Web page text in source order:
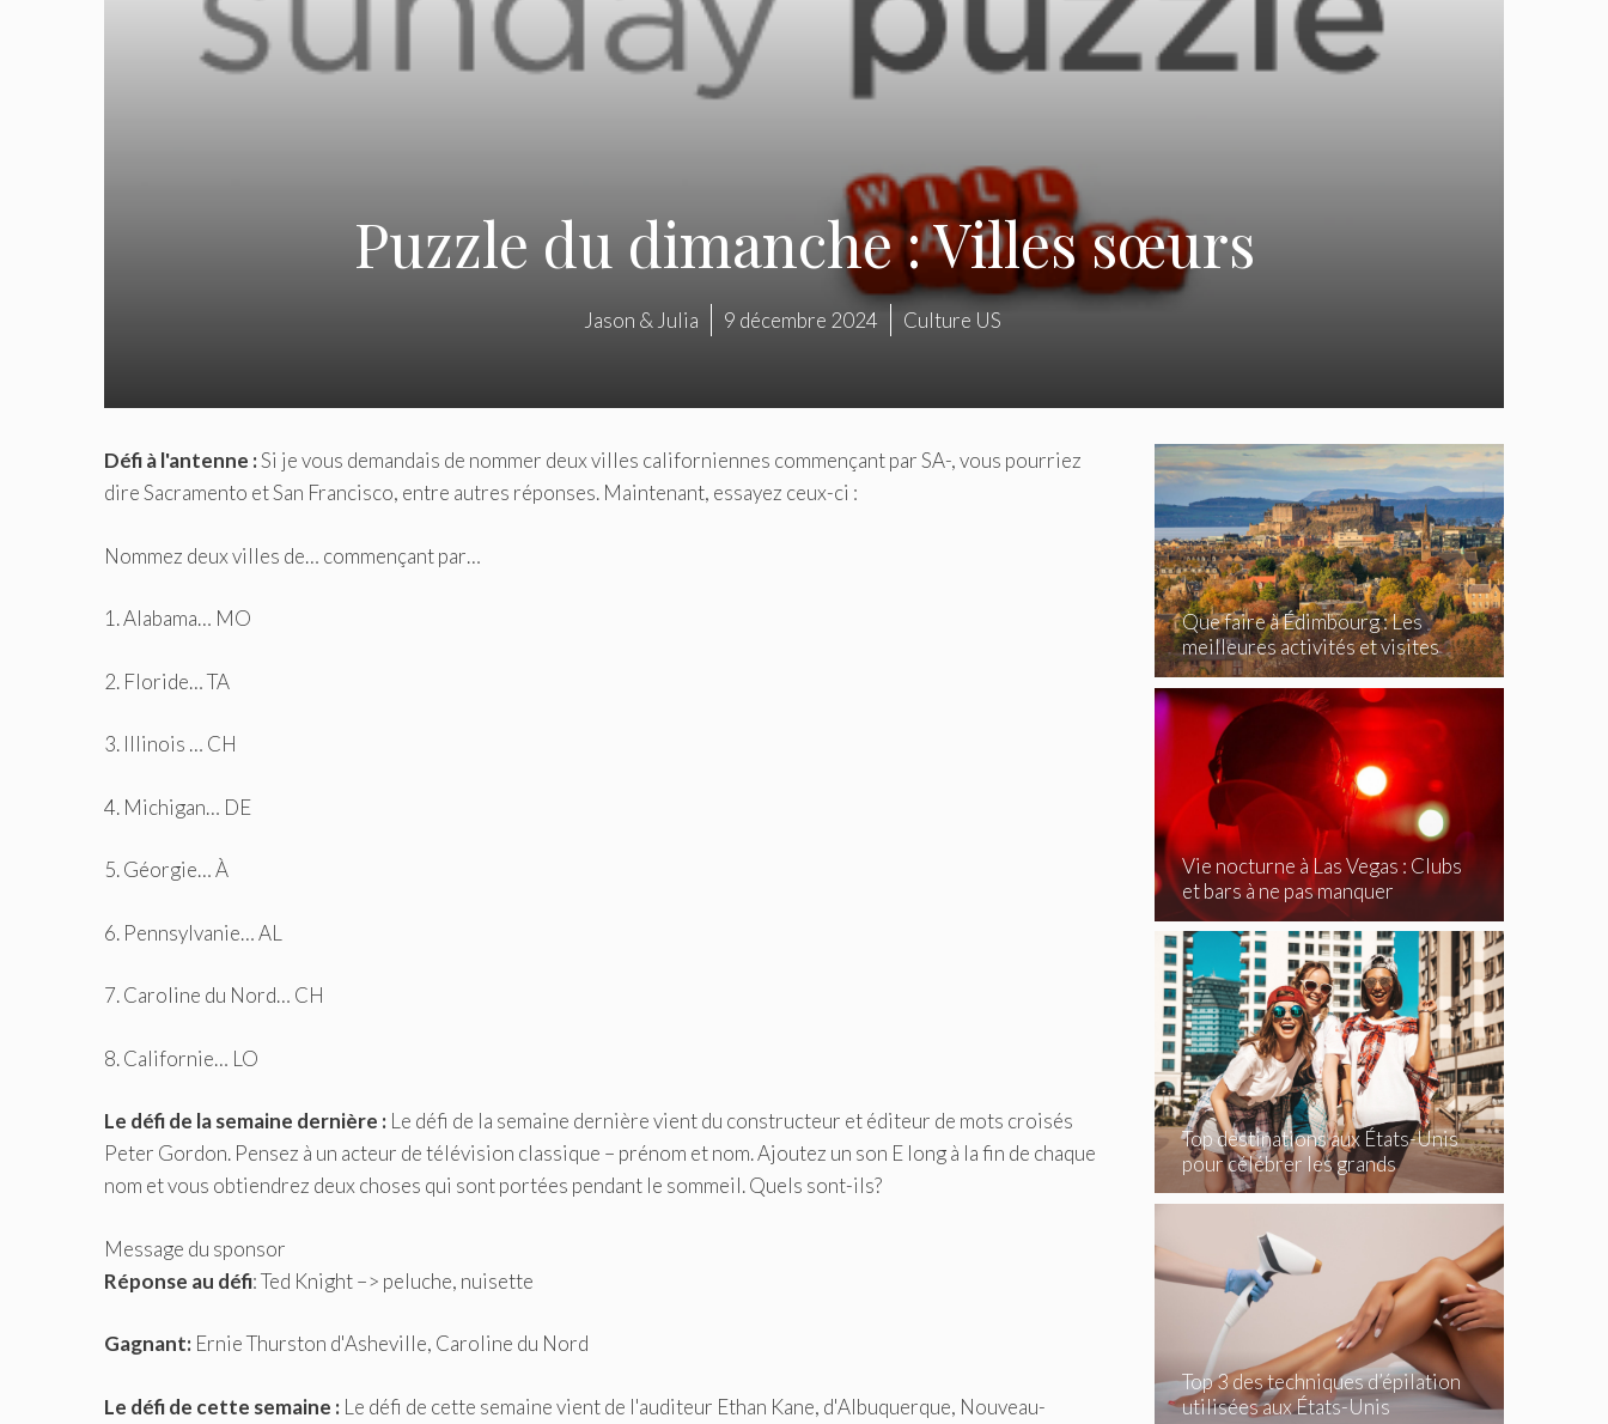
Puzzle du dimanche : Villes sœurs
Jason & Julia 9 décembre 2024 Culture US
Défi à l'antenne :Si je vous demandais de nommer deux villes californiennes commençant par SA-, vous pourriez
dire Sacramento et San Francisco, entre autres réponses. Maintenant, essayez ceux-ci :
Nommez deux villes de… commençant par…
1. Alabama… MO
2. Floride… TA
3. Illinois … CH
4. Michigan… DE
5. Géorgie… À
6. Pennsylvanie… AL
7. Caroline du Nord… CH
8. Californie… LO
Le défi de la semaine dernière : Le défi de la semaine dernière vient du constructeur et éditeur de mots croisés
Peter Gordon. Pensez à un acteur de télévision classique – prénom et nom. Ajoutez un son E long à la fin de chaque
nom et vous obtiendrez deux choses qui sont portées pendant le sommeil. Quels sont-ils?
Message du sponsor
Réponse au défi: Ted Knight –> peluche, nuisette
Gagnant: Ernie Thurston d'Asheville, Caroline du Nord
Le défi de cette semaine : Le défi de cette semaine vient de l'auditeur Ethan Kane, d'Albuquerque, Nouveau-
Que faire à Édimbourg : Les
meilleures activités et visites
incontournables
Vie nocturne à Las Vegas : Clubs
et bars à ne pas manquer
Top destinations aux États-Unis
pour célébrer les grands
événements
Top 3 des techniques d’épilation
utilisées aux États-Unis